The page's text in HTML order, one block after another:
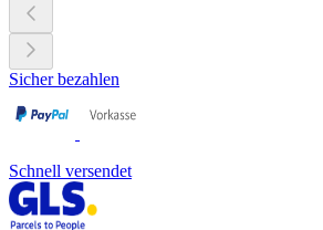
Sicher bezahlen
Schnell versendet